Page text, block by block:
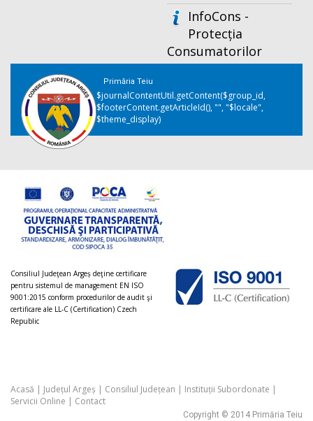
InfoCons -
Protecția
Consumatorilor
Primăria Teiu
$journalContentUtil.getContent($group_id,
$footerContent.getArticleId(), "", "$locale",
$theme_display)
Consiliul Judeţean Argeș deţine certificare
pentru sistemul de management EN ISO
9001:2015 conform procedurilor de audit şi
certificare ale LL-C (Certification) Czech
Republic
Acasă | Județul Argeș | Consiliul Județean | Instituții Subordonate |
Servicii Online | Contact
Copyright © 2014 Primăria Teiu